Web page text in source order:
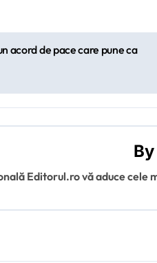
acord de pace care pune ca
By
Editorul.ro vă aduce cele